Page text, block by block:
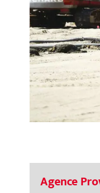
Agence